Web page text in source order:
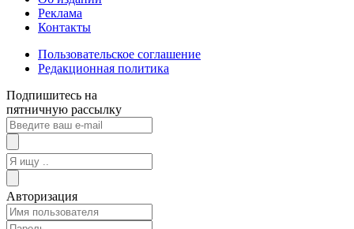
Реклама
Контакты
Пользовательское соглашение
Редакционная политика
Подпишитесь на
пятничную рассылку
Авторизация